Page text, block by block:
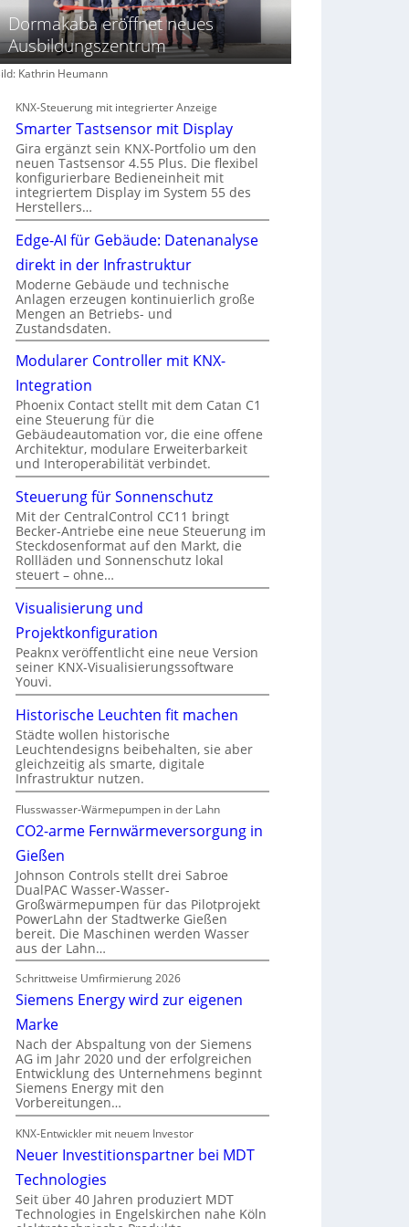
Dormakaba eröffnet neues
Ausbildungszentrum
Kathrin Heumann
KNX-Steuerung mit integrierter Anzeige
Smarter Tastsensor mit Display
Gira ergänzt sein KNX-Portfolio um den
neuen Tastsensor 4.55 Plus. Die flexibel
konfigurierbare Bedieneinheit mit
integriertem Display im System 55 des
Herstellers…
Edge-AI für Gebäude: Datenanalyse
direkt in der Infrastruktur
Moderne Gebäude und technische
Anlagen erzeugen kontinuierlich große
Mengen an Betriebs- und
Zustandsdaten.
Modularer Controller mit KNX-
Integration
Phoenix Contact stellt mit dem Catan C1
eine Steuerung für die
Gebäudeautomation vor, die eine offene
Architektur, modulare Erweiterbarkeit
und Interoperabilität verbindet.
Steuerung für Sonnenschutz
Mit der CentralControl CC11 bringt
Becker-Antriebe eine neue Steuerung im
Steckdosenformat auf den Markt, die
Rollläden und Sonnenschutz lokal
steuert – ohne…
Visualisierung und
Projektkonfiguration
Peaknx veröffentlicht eine neue Version
seiner KNX-Visualisierungssoftware
Youvi.
Historische Leuchten fit machen
Städte wollen historische
Leuchtendesigns beibehalten, sie aber
gleichzeitig als smarte, digitale
Infrastruktur nutzen.
Flusswasser-Wärmepumpen in der Lahn
CO2-arme Fernwärmeversorgung in
Gießen
Johnson Controls stellt drei Sabroe
DualPAC Wasser-Wasser-
Großwärmepumpen für das Pilotprojekt
PowerLahn der Stadtwerke Gießen
bereit. Die Maschinen werden Wasser
aus der Lahn…
Schrittweise Umfirmierung 2026
Siemens Energy wird zur eigenen
Marke
Nach der Abspaltung von der Siemens
AG im Jahr 2020 und der erfolgreichen
Entwicklung des Unternehmens beginnt
Siemens Energy mit den
Vorbereitungen…
KNX-Entwickler mit neuem Investor
Neuer Investitionspartner bei MDT
Technologies
Seit über 40 Jahren produziert MDT
Technologies in Engelskirchen nahe Köln